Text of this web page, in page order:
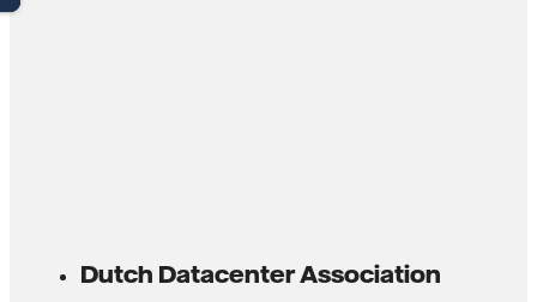
Dutch Datacenter Association